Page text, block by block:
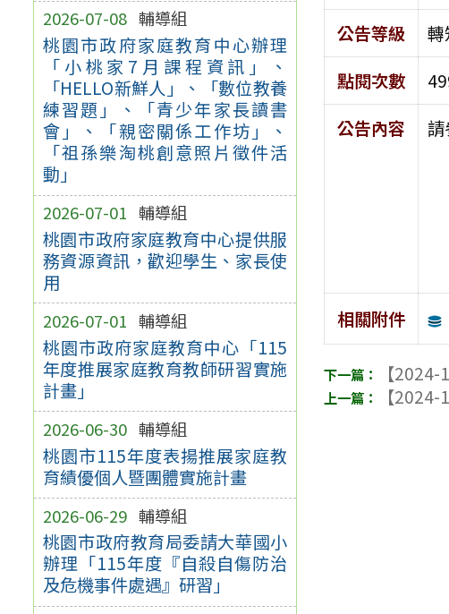
2026-07-08 輔導組
桃園市政府家庭教育中心辦理
「小桃家7月課程資訊」、
「HELLO新鮮人」、「數位教養
練習題」、「青少年家長讀書
會」、「親密關係工作坊」、
「祖孫樂淘桃創意照片徵件活
動」
2026-07-01 輔導組
桃園市政府家庭教育中心提供服
務資源資訊，歡迎學生、家長使
用
2026-07-01 輔導組
桃園市政府家庭教育中心「115
年度推展家庭教育教師研習實施
計畫」
2026-06-30 輔導組
桃園市115年度表揚推展家庭教
育績優個人暨團體實施計畫
2026-06-29 輔導組
桃園市政府教育局委請大華國小
辦理「115年度『自殺自傷防治
及危機事件處遇』研習」
公告等級
轉
點閱次數
公告內容
相關附件
【
【2024-